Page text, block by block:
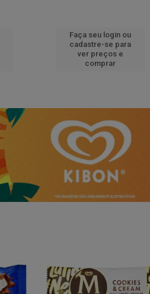
Faça seu login ou
cadastre-se para
ver preços e
comprar